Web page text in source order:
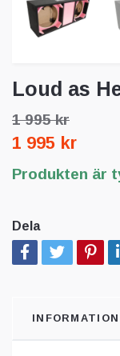
Loud as
1 995 kr
1 995 kr
Produkten är
Dela
INFORMATION